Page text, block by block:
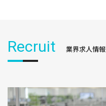
Recruit 業界求人情報